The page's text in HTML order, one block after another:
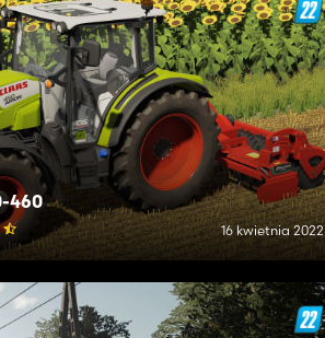
460
16 kwietnia 2022